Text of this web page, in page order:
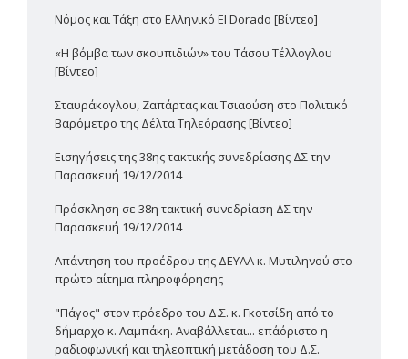
Νόμος και Τάξη στο Ελληνικό El Dorado [Βίντεο]
«Η βόμβα των σκουπιδιών» του Τάσου Τέλλογλου
[Βίντεο]
Σταυράκογλου, Ζαπάρτας και Τσιαούση στο Πολιτικό
Βαρόμετρο της Δέλτα Τηλεόρασης [Βίντεο]
Εισηγήσεις της 38ης τακτικής συνεδρίασης ΔΣ την
Παρασκευή 19/12/2014
Πρόσκληση σε 38η τακτική συνεδρίαση ΔΣ την
Παρασκευή 19/12/2014
Απάντηση του προέδρου της ΔΕΥΑΑ κ. Μυτιληνού στο
πρώτο αίτημα πληροφόρησης
"Πάγος" στον πρόεδρο του Δ.Σ. κ. Γκοτσίδη από το
δήμαρχο κ. Λαμπάκη. Αναβάλλεται... επ΄αόριστο η
ραδιοφωνική και τηλεοπτική μετάδοση του Δ.Σ.